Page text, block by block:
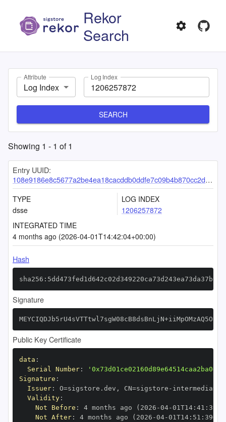
Rekor
Search
Attribute
Log Index
Log Index
SEARCH
Showing 1 - 1 of1
Entry UUID:
108e9186e8c5677a2be4ea18cacddb0ddfe7c09b4b870cc2dd2e7bc874ae3ff08c9147291d0d5c36
TYPE
dsse
LOG INDEX
1206257872
INTEGRATED TIME
4 months ago (2026-04-01T14:42:04+00:00)
Hash
Signature
Public Key Certificate
data :
Serial Number:
Signature :
Issuer: O=sigstore.dev , CN=sigstore -
Validity:
Not Before : 4 months ago (2026 -04-01T14: 41 :
Not After: 4 months ago (2026 -04-01T14: 51 : 39+00